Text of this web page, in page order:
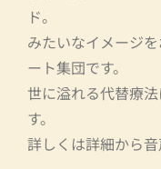
ド。
みたいなイメージ
ート集団です。
世に溢れる代替療
す。
詳しくは詳細から